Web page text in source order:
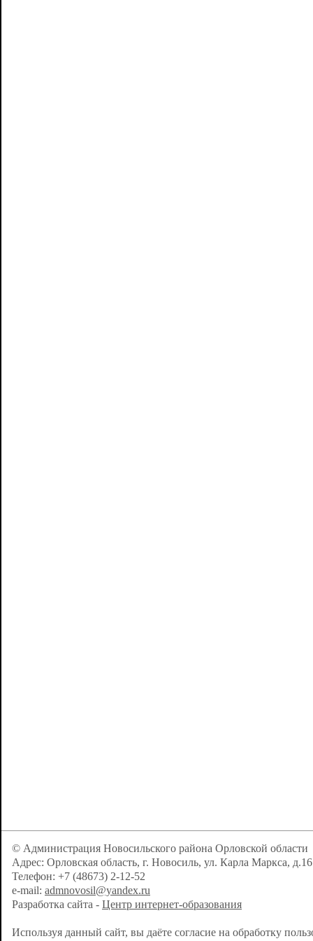
© Администрация Новосильского района Орловской области
Адрес: Орловская область, г. Новосиль, ул. Карла Маркса, д.16
Телефон: +7 (48673) 2-12-52
e-mail: admnovosil@yandex.ru
Разработка сайта - Центр интернет-образования
Используя данный сайт, вы даёте согласие на обработку